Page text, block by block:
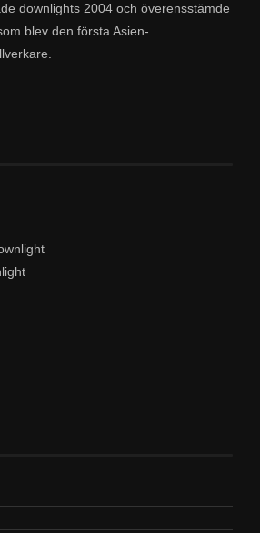
downlights 2004 och överensstämde
blev den första Asien-